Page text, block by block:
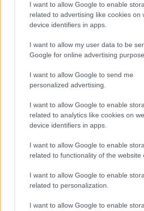
I want to allow Google to enable
related to advertising like cookies on
device identifiers in apps.
I want to allow my user data to be
Google for online advertising
I want to allow Google to send me
personalized advertising.
I want to allow Google to enable
related to analytics like cookies on
device identifiers in apps.
I want to allow Google to enable
related to functionality of the website
I want to allow Google to enable
related to personalization.
I want to allow Google to enable
Hírlevél
Adja meg keresztnevét:
Megismertem és elfogadom aGDPR-